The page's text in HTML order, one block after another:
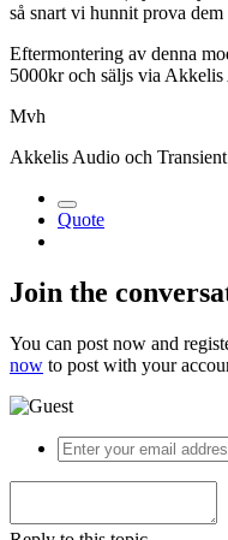
så snart vi hunnit prova dem
Eftermontering av denna
5000kr och säljs via
Mvh
Akkelis Audio och
Quote
Join the
You can post now and
now to post with your